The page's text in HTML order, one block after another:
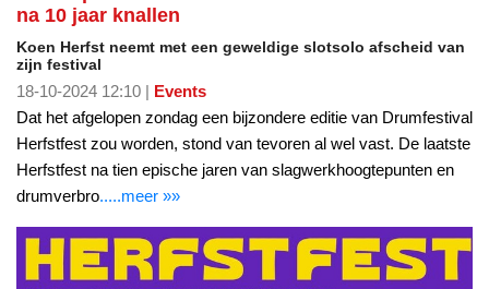
na 10 jaar knallen
Koen Herfst neemt met een geweldige slotsolo afscheid van
zijn festival
18-10-2024 12:10 | Events
Dat het afgelopen zondag een bijzondere editie van Drumfestival
Herfstfest zou worden, stond van tevoren al wel vast. De laatste
Herfstfest na tien epische jaren van slagwerkhoogtepunten en
drumverbro.....meer »»